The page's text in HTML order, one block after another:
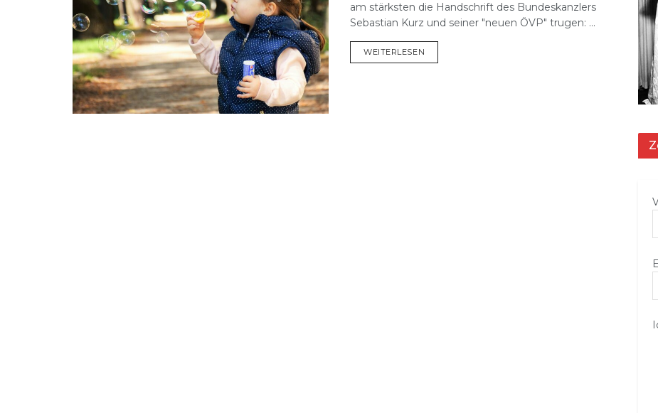
am stärksten die Handschrift des Bundeskanzlers
Sebastian Kurz und seiner "neuen ÖVP" trugen: ...
WEITERLESEN